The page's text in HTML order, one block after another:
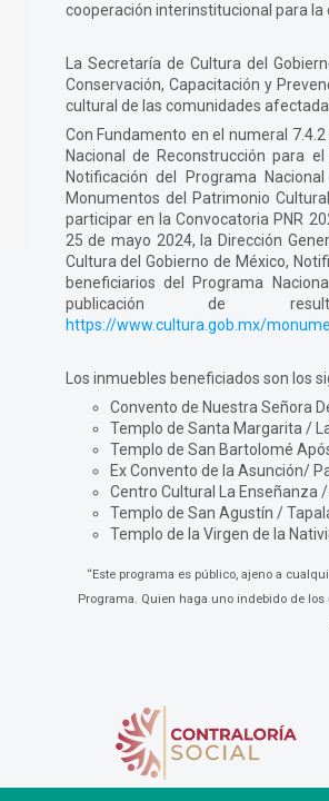
cooperación interinstitucional para
La Secretaría de Cultura del
Conservación, Capacitación y
cultural de las comunidades
Con Fundamento en el numeral
Nacional de Reconstrucción para
Notificación del Programa
Monumentos del Patrimonio
participar en la Convocatoria PNR
25 de mayo 2024, la Dirección
Cultura del Gobierno de México,
beneficiarios del Programa
publicación de
https://www.cultura.gob.mx/
Los inmuebles beneficiados son los
Convento de Nuestra Señora
Templo de Santa Margarita /
Templo de San Bartolomé
Ex Convento de la Asunción/
Centro Cultural La Enseñanza
Templo de San Agustín /
Templo de la Virgen de la
“Este programa es público, ajeno a
Programa. Quien haga uno indebido de